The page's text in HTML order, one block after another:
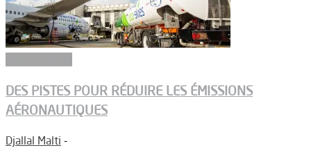
DES PISTES POUR RÉDUIRE LES ÉMISSIONS
AÉRONAUTIQUES
Djallal Malti -